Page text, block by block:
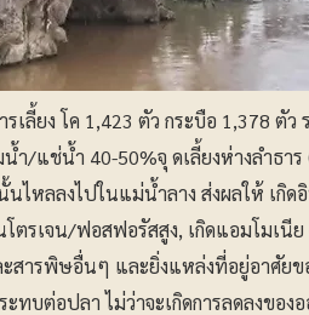
ลี้ยง โค 1,423 ตัว กระบือ 1,378 ตัว
ำ/แช่น้ำ 40-50%จุ ดเลี้ยงห่างลำธาร
ไหลลงไปในแม่น้ำลาง ส่งผลให้ เกิด
โตรเจน/ฟอสฟอรัสสูง, เกิดแอมโมเนี
ะสารพิษอื่นๆ และยิ่งแหล่งที่อยู่อาศัย
ะทบต่อปลา ไม่ว่าจะเกิดการลดลงขอ